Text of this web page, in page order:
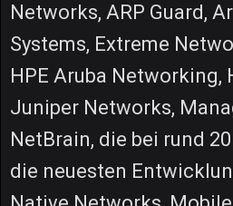
Networks, ARP Guard,
Systems, Extreme
HPE Aruba Networking,
Juniper Networks,
NetBrain, die bei rund
die neuesten